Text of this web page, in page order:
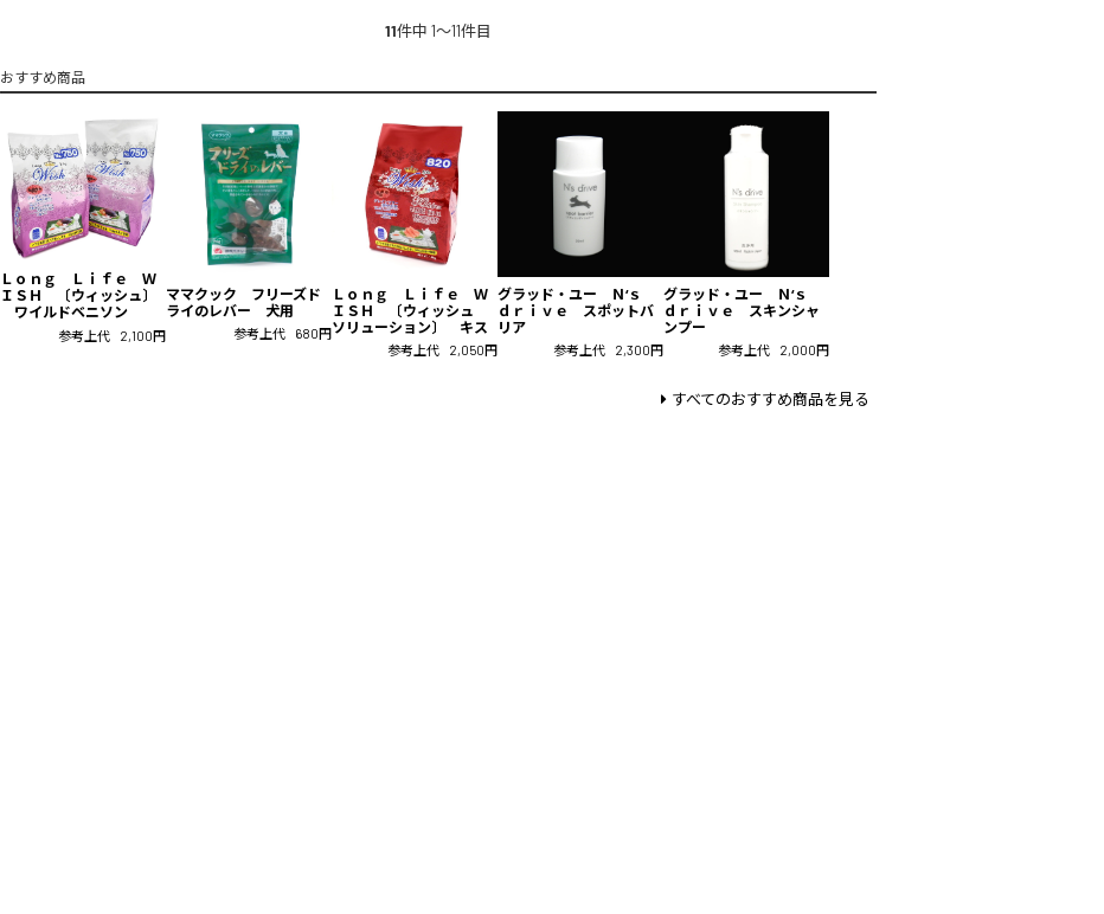
11件中 1〜11件目
おすすめ商品
Ｌｏｎｇ Ｌｉｆｅ Ｗ
ＩＳＨ 〔ウィッシュ〕
ワイルドベニソン
参考上代 2,100円
ママクック フリーズド
ライのレバー 犬用
参考上代 680円
Ｌｏｎｇ Ｌｉｆｅ Ｗ
ＩＳＨ 〔ウィッシュ
ソリューション〕 キス
参考上代 2,050円
グラッド・ユー Ｎ‘ｓ
ｄｒｉｖｅ スポットバ
リア
参考上代 2,300円
グラッド・ユー Ｎ‘ｓ
ｄｒｉｖｅ スキンシャ
ンプー
参考上代 2,000円
すべてのおすすめ商品を見る